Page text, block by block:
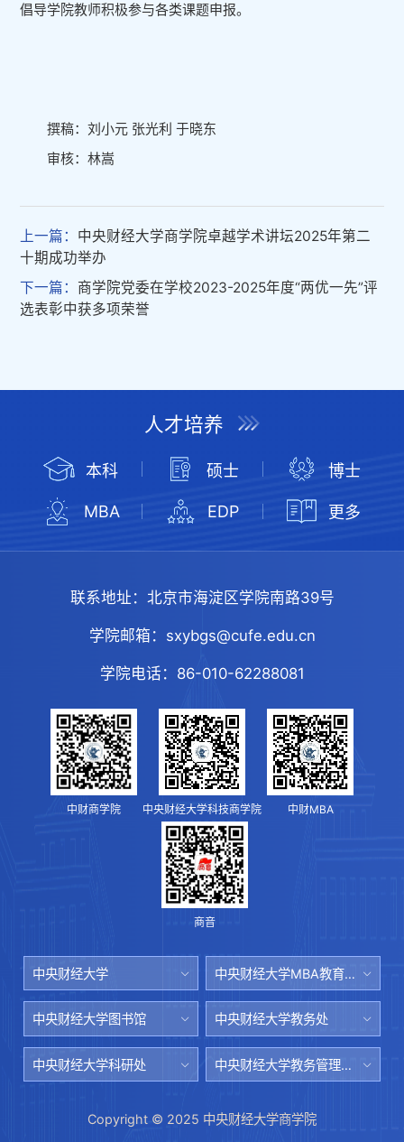
倡导学院教师积极参与各类课题申报。
撰稿：刘小元 张光利 于晓东
审核：林嵩
上一篇： 中央财经大学商学院卓越学术讲坛2025年第二
十期成功举办
下一篇： 商学院党委在学校2023-2025年度“两优一先”评
选表彰中获多项荣誉
人才培养
本科 硕士 博士
MBA EDP 更多
联系地址： 北京市海淀区学院南路39号
学院邮箱： sxybgs@cufe.edu.cn
学院电话： 86-010-62288081
中财商学院 中央财经大学科技商学院 中财MBA
商音
中央财经大学 中央财经大学MBA教育中心
中央财经大学图书馆 中央财经大学教务处
中央财经大学科研处 中央财经大学教务管理系统
Copyright © 2025 中央财经大学商学院